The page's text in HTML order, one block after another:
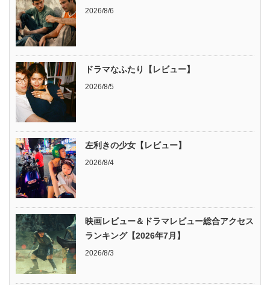
2026/8/6
ドラマなふたり【レビュー】
2026/8/5
左利きの少女【レビュー】
2026/8/4
映画レビュー＆ドラマレビュー総合アクセス
ランキング【2026年7月】
2026/8/3